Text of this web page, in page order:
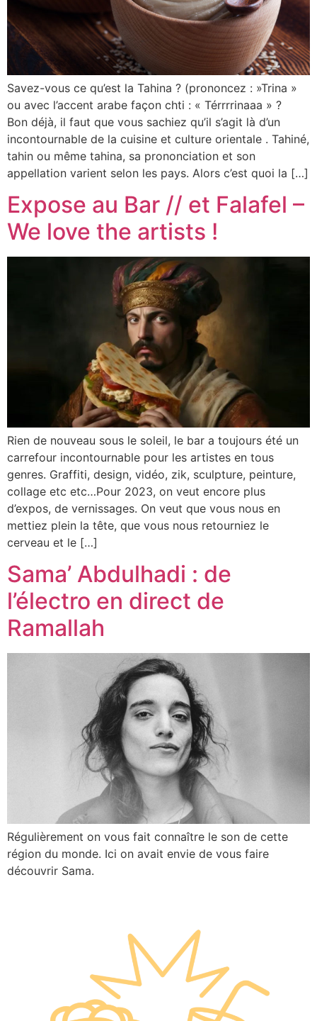
Savez-vous ce qu’est la Tahina ? (prononcez : »Trina »
ou avec l’accent arabe façon chti : « Térrrrinaaa » ?
Bon déjà, il faut que vous sachiez qu’il s’agit là d’un
incontournable de la cuisine et culture orientale . Tahiné,
tahin ou même tahina, sa prononciation et son
appellation varient selon les pays. Alors c’est quoi la […]
Expose au Bar // et Falafel –
We love the artists !
Rien de nouveau sous le soleil, le bar a toujours été un
carrefour incontournable pour les artistes en tous
genres. Graffiti, design, vidéo, zik, sculpture, peinture,
collage etc etc…Pour 2023, on veut encore plus
d’expos, de vernissages. On veut que vous nous en
mettiez plein la tête, que vous nous retourniez le
cerveau et le […]
Sama’ Abdulhadi : de
l’électro en direct de
Ramallah
Régulièrement on vous fait connaître le son de cette
région du monde. Ici on avait envie de vous faire
découvrir Sama.